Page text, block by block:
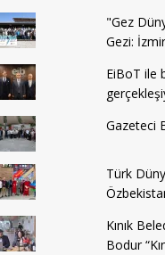
"Gez
Gezi:
EiBoT ile
Gazeteci
Türk
Kınık
Bodur